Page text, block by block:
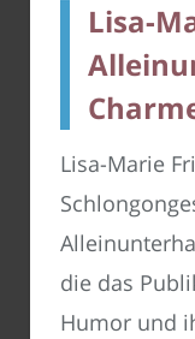
Lisa-
Lisa-Marie
die das
Humor und